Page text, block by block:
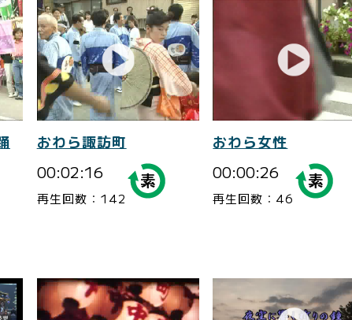
おわら諏訪町
00:02:16
再生回数：142
おわら女性
00:00:26
再生回数：46